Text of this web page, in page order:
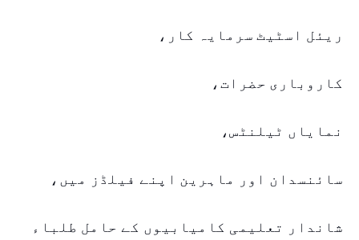
ریئل اسٹیٹ سرمایہ کار،
کاروباری حضرات،
نمایاں ٹیلنٹس،
سائنسدان اور ماہرین اپنے فیلڈز میں،
شاندار تعلیمی کامیابیوں کے حامل طلباء